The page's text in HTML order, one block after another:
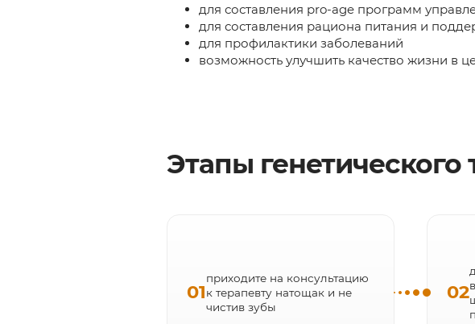
для составления pro-age программ
для составления рациона питания и
для профилактики заболеваний
возможность улучшить качество жизни в
Этапы генетического
01
приходите на консультацию
к терапевту натощак и не
чистив зубы
02